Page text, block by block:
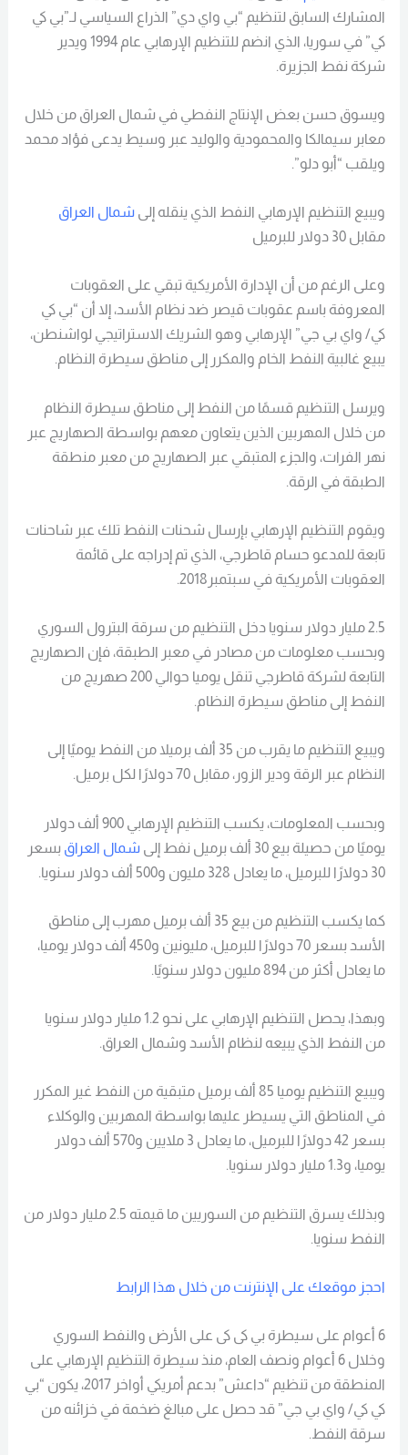
المشارك السابق لتنظيم “بي واي دي” الذراع السياسي لـ”بي كي
كي” في سوريا، الذي انضم للتنظيم الإرهابي عام 1994 ويدير
شركة نفط الجزيرة.
ويسوق حسن بعض الإنتاج النفطي في شمال العراق من خلال
معابر سيمالكا والمحمودية والوليد عبر وسيط يدعى فؤاد محمد
ويلقب “أبو دلو”.
ويبيع التنظيم الإرهابي النفط الذي ينقله إلى شمال العراق
مقابل 30 دولار للبرميل
وعلى الرغم من أن الإدارة الأمريكية تبقي على العقوبات
المعروفة باسم عقوبات قيصر ضد نظام الأسد، إلا أن “بي كي
كي/ واي بي جي” الإرهابي وهو الشريك الاستراتيجي لواشنطن،
يبيع غالبية النفط الخام والمكرر إلى مناطق سيطرة النظام.
ويرسل التنظيم قسمًا من النفط إلى مناطق سيطرة النظام
من خلال المهربين الذين يتعاون معهم بواسطة الصهاريج عبر
نهر الفرات، والجزء المتبقي عبر الصهاريج من معبر منطقة
الطبقة في الرقة.
ويقوم التنظيم الإرهابي بإرسال شحنات النفط تلك عبر شاحنات
تابعة للمدعو حسام قاطرجي، الذي تم إدراجه على قائمة
العقوبات الأمريكية في سبتمبر2018.
2.5 مليار دولار سنويا دخل التنظيم من سرقة البترول السوري
وبحسب معلومات من مصادر في معبر الطبقة، فإن الصهاريج
التابعة لشركة قاطرجي تنقل يوميا حوالي 200 صهريج من
النفط إلى مناطق سيطرة النظام.
ويبيع التنظيم ما يقرب من 35 ألف برميلا من النفط يوميًا إلى
النظام عبر الرقة ودير الزور، مقابل 70 دولارًا لكل برميل.
وبحسب المعلومات، يكسب التنظيم الإرهابي 900 ألف دولار
يوميًا من حصيلة بيع 30 ألف برميل نفط إلى
شمال العراقبسعر
30 دولارًا للبرميل، ما يعادل 328 مليون و500 ألف دولار سنويا.
كما يكسب التنظيم من بيع 35 ألف برميل مهرب إلى مناطق
الأسد بسعر 70 دولارًا للبرميل، مليونين و450 ألف دولار يوميا،
ما يعادل أكثر من 894 مليون دولار سنويًا.
وبهذا، يحصل التنظيم الإرهابي على نحو 1.2 مليار دولار سنويا
من النفط الذي يبيعه لنظام الأسد وشمال العراق.
ويبيع التنظيم يوميا 85 ألف برميل متبقية من النفط غير المكرر
في المناطق التي يسيطر عليها بواسطة المهربين والوكلاء
بسعر 42 دولارًا للبرميل، ما يعادل 3 ملايين و570 ألف دولار
يوميا، و1.3 مليار دولار سنويا.
وبذلك يسرق التنظيم من السوريين ما قيمته 2.5 مليار دولار من
النفط سنويا.
احجز موقعك على الإنترنت من خلال هذا الرابط
6 أعوام على سيطرة بي كى كى على الأرض والنفط السوري
وخلال 6 أعوام ونصف العام، منذ سيطرة التنظيم الإرهابي على
المنطقة من تنظيم “داعش” بدعم أمريكي أواخر 2017، يكون “بي
كي كي/ واي بي جي” قد حصل على مبالغ ضخمة في خزائنه من
سرقة النفط.